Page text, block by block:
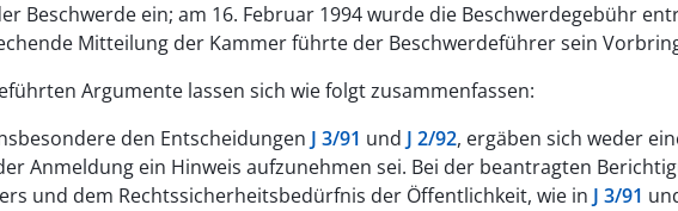
Beschwerde ein; am 16. Februar 1994 wurde die Beschwerdegebühr
Mitteilung der Kammer führte der Beschwerdeführer sein
Argumente lassen sich wie folgt zusammenfassen:
den Entscheidungen J 3/91 und J 2/92, ergäben sich weder
Anmeldung ein Hinweis aufzunehmen sei. Bei der beantragten
und dem Rechtssicherheitsbedürfnis der Öffentlichkeit, wie in J 3/91